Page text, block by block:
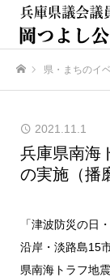
県・まちのイ
2021.11.1
兵庫県南
の実施（播
「津波防災の日
沿岸・淡路島15
県南海トラフ地